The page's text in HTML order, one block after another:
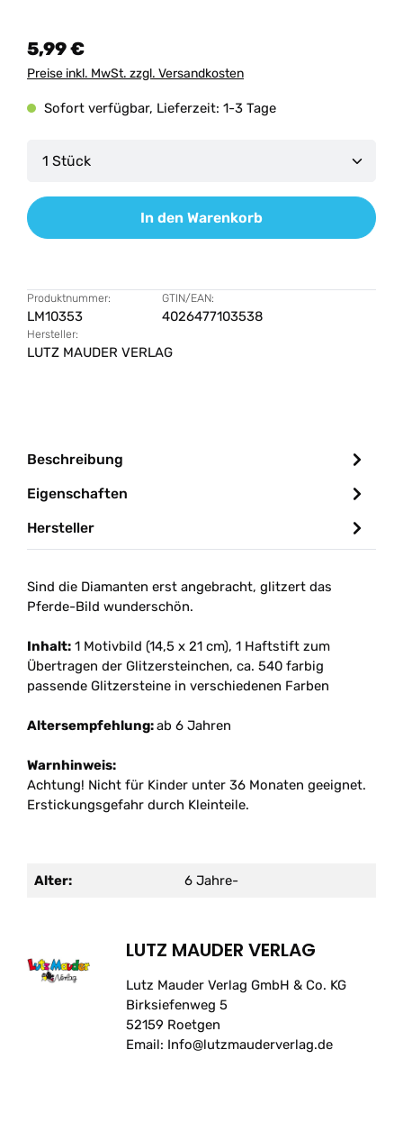
5,99 €
Preise inkl. MwSt. zzgl. Versandkosten
Sofort verfügbar, Lieferzeit: 1-3 Tage
Produkt Anzahl: Gib den gewünschten Wert
In den Warenkorb
Produktnummer:
LM10353
GTIN/EAN:
4026477103538
Hersteller:
LUTZ MAUDER VERLAG
Beschreibung
Eigenschaften
Hersteller
Sind die Diamanten erst angebracht, glitzert das
Pferde-Bild wunderschön.
Inhalt: 1 Motivbild (14,5 x 21 cm), 1 Haftstift zum
Übertragen der Glitzersteinchen, ca. 540 farbig
passende Glitzersteine in verschiedenen Farben
Altersempfehlung:ab 6 Jahren
Warnhinweis:
Achtung! Nicht für Kinder unter 36 Monaten geeignet.
Erstickungsgefahr durch Kleinteile.
Alter: 6 Jahre-
LUTZ MAUDER VERLAG
Lutz Mauder Verlag GmbH & Co. KG
Birksiefenweg 5
52159 Roetgen
Email: Info@lutzmauderverlag.de